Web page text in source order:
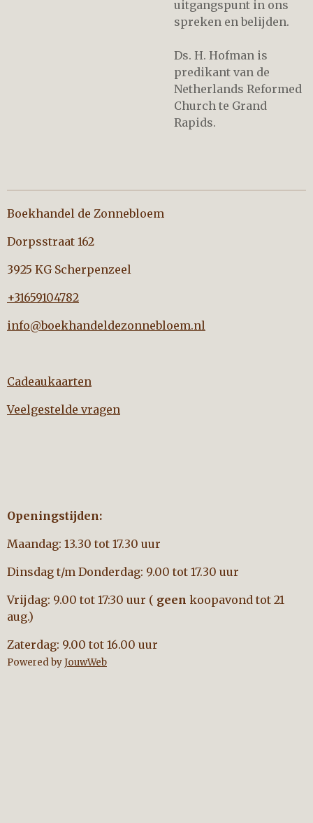
uitgangspunt in ons
spreken en belijden.
Ds. H. Hofman is
predikant van de
Netherlands Reformed
Church te Grand
Rapids.
Boekhandel de Zonnebloem
Dorpsstraat 162
3925 KG Scherpenzeel
+31659104782
info@boekhandeldezonnebloem.nl
Cadeaukaarten
Veelgestelde vragen
Openingstijden:
Maandag: 13.30 tot 17.30 uur
Dinsdag t/m Donderdag: 9.00 tot 17.30 uur
Vrijdag: 9.00 tot 17:30 uur ( geen koopavond tot 21
aug.)
Zaterdag: 9.00 tot 16.00 uur
Powered byJouwWeb